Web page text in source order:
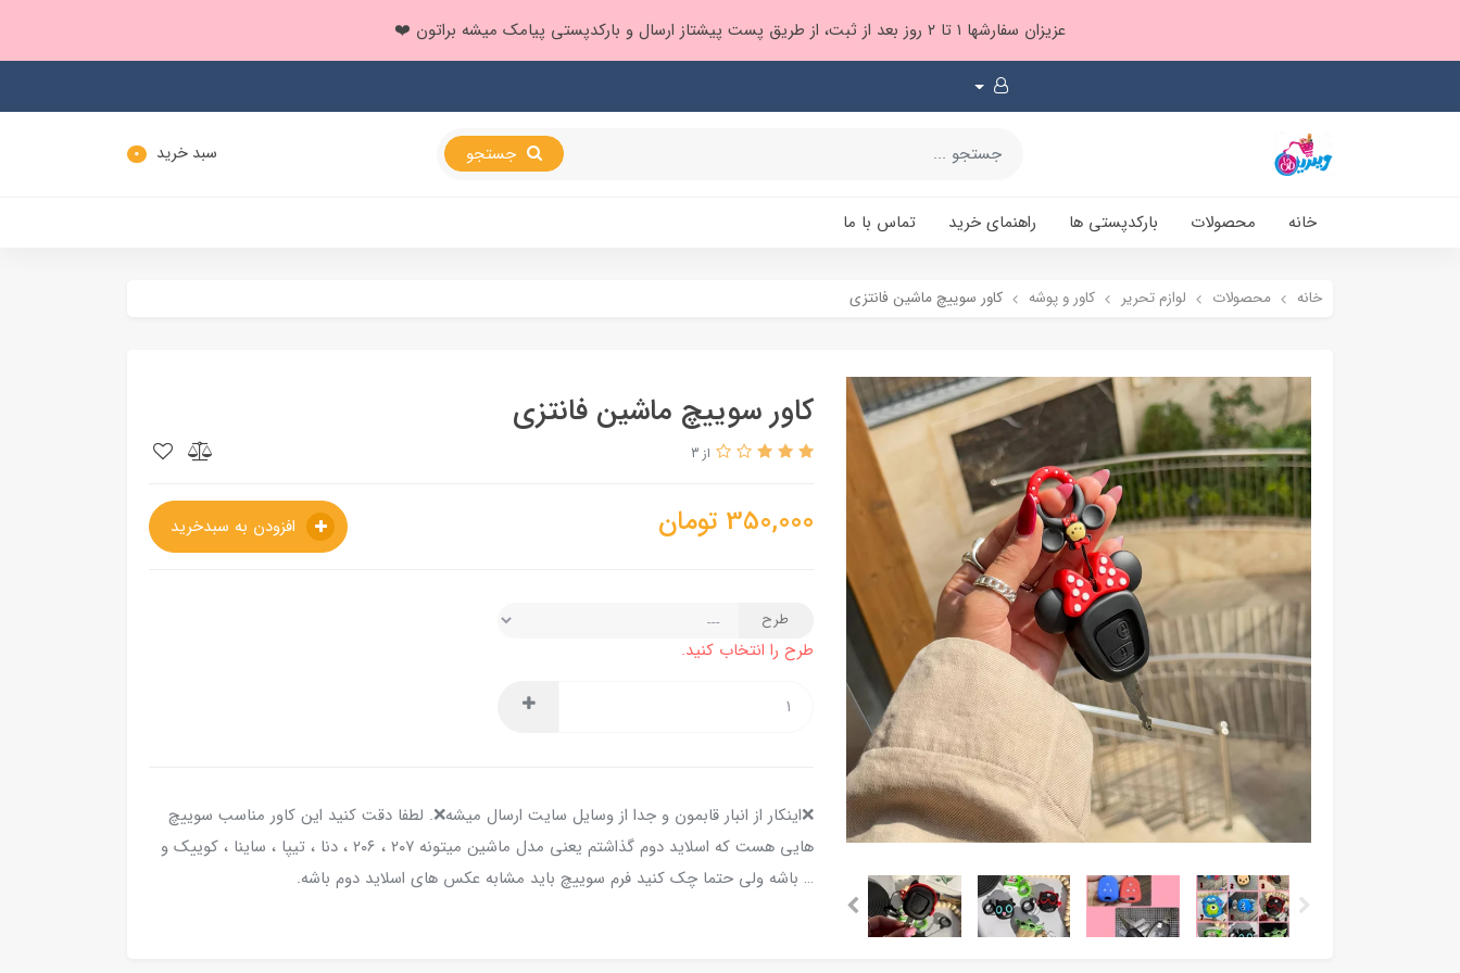
عزیزان سفارشها ۱ تا ۲ روز بعد از ثبت، از طریق پست پیشتاز ارسال و بارکدپستی پیامک میشه براتون ❤️
سبد خرید 0
خانه محصولات بارکدپستی ها راهنمای خرید تماس با ما
خانه محصولات لوازم تحریر کاور و پوشه کاور سوییچ ماشین فانتزی
کاور سوییچ ماشین فانتزی
از 3
350,000 تومان
طرح
طرح را انتخاب کنید.
❌️اینکار از انبار قابمون و جدا از وسایل سایت ارسال میشه❌️. لطفا دقت کنید این کاور مناسب سوییچ
هایی هست که اسلاید دوم گذاشتم یعنی مدل ماشین میتونه ۲۰۷ ، ۲۰۶ ، دنا ، تیپا ، ساینا ، کوییک و
… باشه ولی حتما چک کنید فرم سوییچ باید مشابه عکس های اسلاید دوم باشه.